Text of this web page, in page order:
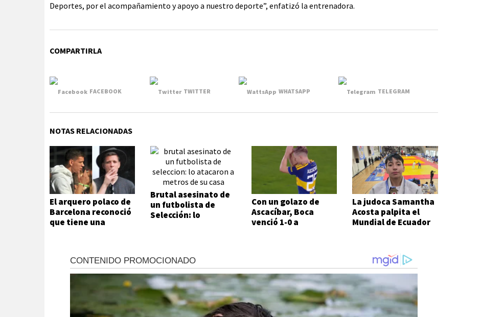
Deportes, por el acompañamiento y apoyo a nuestro deporte”, enfatizó la entrenadora.
COMPARTIRLA
FACEBOOK TWITTER WHATSAPP TELEGRAM
NOTAS RELACIONADAS
El arquero polaco de
Barcelona reconoció
que tiene una
Brutal asesinato de
un futbolista de
Selección: lo
Con un golazo de
Ascacíbar, Boca
venció 1-0 a
La judoca Samantha
Acosta palpita el
Mundial de Ecuador